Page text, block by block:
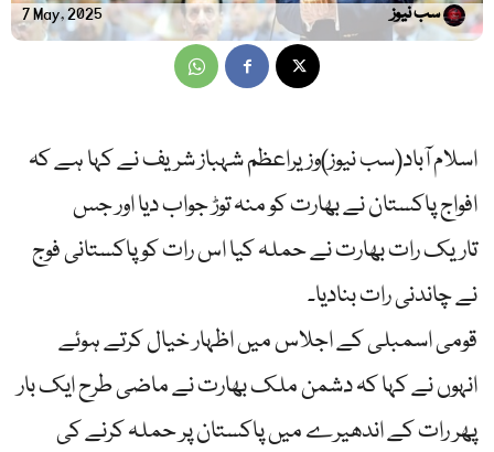
7 May, 2025 سب نیوز
اسلام آباد(سب نیوز)وزیراعظم شہباز شریف نے کہا ہے کہ
افواج پاکستان نے بھارت کو منہ توڑ جواب دیا اور جس
تاریک رات بھارت نے حملہ کیا اس رات کو پاکستانی فوج
نے چاندنی رات بنادیا۔
قومی اسمبلی کے اجلاس میں اظہار خیال کرتے ہوئے
انہوں نے کہا کہ دشمن ملک بھارت نے ماضی طرح ایک بار
پھر رات کے اندھیرے میں پاکستان پر حملہ کرنے کی